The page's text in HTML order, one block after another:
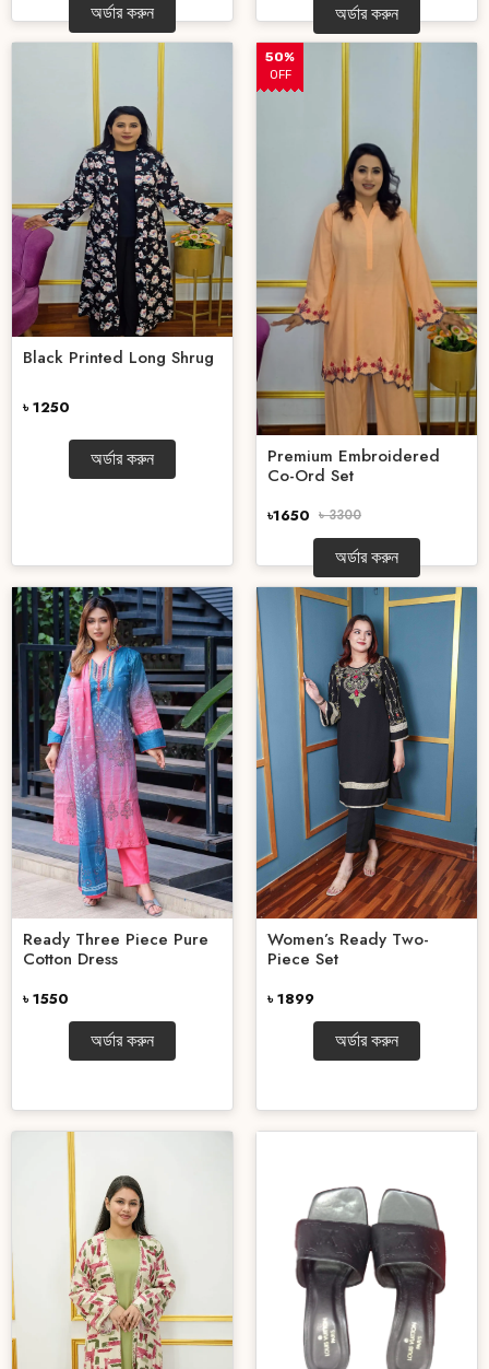
অর্ডার করুন অর্ডার করুন
Black Printed Long Shrug
৳ 1250
অর্ডার করুন
50%
OFF
Premium Embroidered
Co-Ord Set
৳1650 ৳ 3300
অর্ডার করুন
Ready Three Piece Pure
Cotton Dress
৳ 1550
অর্ডার করুন
Women’s Ready Two-
Piece Set
৳ 1899
অর্ডার করুন